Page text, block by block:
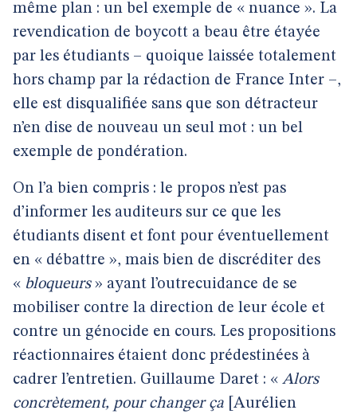
même plan : un bel exemple de « nuance ». La
revendication de boycott a beau être étayée
par les étudiants – quoique laissée totalement
hors champ par la rédaction de France Inter –,
elle est disqualifiée sans que son détracteur
n’en dise de nouveau un seul mot : un bel
exemple de pondération.
On l’a bien compris : le propos n’est pas
d’informer les auditeurs sur ce que les
étudiants disent et font pour éventuellement
en « débattre », mais bien de discréditer des
« bloqueurs» ayant l’outrecuidance de se
mobiliser contre la direction de leur école et
contre un génocide en cours. Les propositions
réactionnaires étaient donc prédestinées à
cadrer l’entretien. Guillaume Daret : « Alors
concrètement, pour changer ça [Aurélien